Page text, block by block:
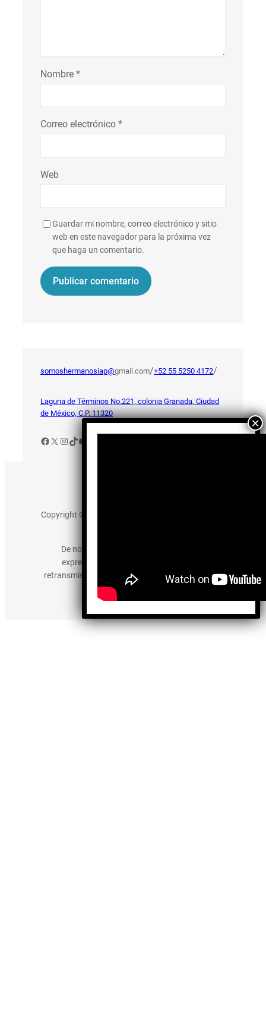
Nombre *
Correo electrónico *
Web
Guardar mi nombre, correo electrónico y sitio
web en este navegador para la próxima vez
que haga un comentario.
somoshermanosiap@gmail.com/+52 55 5250 4172/
Laguna de Términos No.221, colonia Granada, Ciudad
de México, C.P. 11320
Facebook
X Instagram
TikTok
YouTube
Copyright © 2025 somos-hermanos.mx. Todos los
De no existir previa autorización, queda
expresamente prohibida la publicación,
retransmisión, edición y cualquier otro uso de los
contenidos.